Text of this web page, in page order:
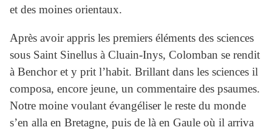
et des moines orientaux.
Après avoir appris les premiers éléments des sciences
sous Saint Sinellus à Cluain-Inys, Colomban se rendit
à Benchor et y prit l’habit. Brillant dans les sciences il
composa, encore jeune, un commentaire des psaumes.
Notre moine voulant évangéliser le reste du monde
s’en alla en Bretagne, puis de là en Gaule où il arriva